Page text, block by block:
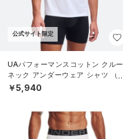
公式サイト限定
UAパフォーマンスコットン クルー
ネック アンダーウェア シャツ （2
枚セット）（ライフスタイル/ME
￥5,940